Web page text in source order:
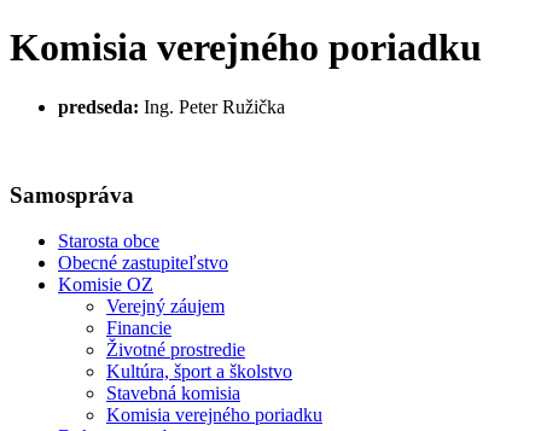
Komisia verejného poriadku
predseda: Ing. Peter Ružička
Samospráva
Starosta obce
Obecné zastupiteľstvo
Komisie OZ
Verejný záujem
Financie
Životné prostredie
Kultúra, šport a školstvo
Stavebná komisia
Komisia verejného poriadku